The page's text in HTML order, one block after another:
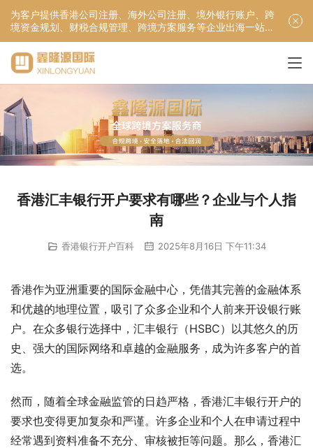
为客户提供香港公司注册、海外公司注册、境外银行账户、跨
境资金规划、财税合规管理、跨境方案服务等企业出海一站式
服务！
香港汇丰银行开户要求有哪些？企业与个人指
南
香港银行开户百科 2025年8月16日 下午11:34
香港作为亚洲重要的国际金融中心，凭借其完善的金融体系
和优越的地理位置，吸引了众多企业和个人前来开设银行账
户。在众多银行选择中，汇丰银行（HSBC）以其悠久的历
史、强大的国际网络和卓越的金融服务，成为许多客户的首
选。
然而，随着全球金融监管的日趋严格，香港汇丰银行开户的
要求也变得更加复杂和严谨。许多企业和个人在申请过程中
经常遇到资料准备不充分、审核被拒等问题。那么，香港汇